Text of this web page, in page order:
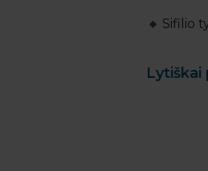
Sifilio
Lytiškai